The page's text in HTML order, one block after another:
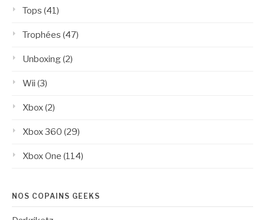
Tops (41)
Trophées (47)
Unboxing(2)
Wii (3)
Xbox(2)
Xbox 360 (29)
Xbox One (114)
NOS COPAINS GEEKS